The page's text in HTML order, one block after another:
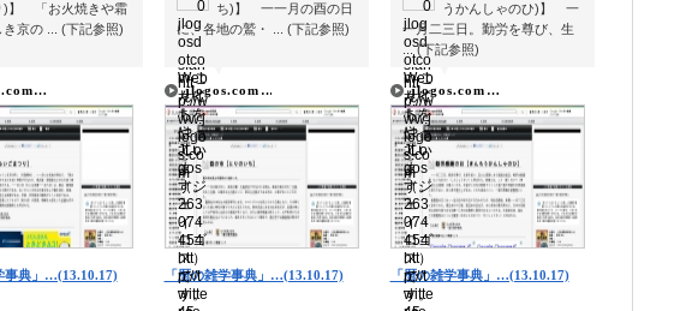
)】 「お火焼きや霜
き京の ... (下記参照)
事典」…(13.10.17)
ち)】 一一月の酉の日
に、各地の鷲・ ... (下記参照)
jlogos.com…
「暦の雑学事典」…(13.10.17)
うかんしゃのひ)】 一
一月二三日。勤労を尊び、生
... (下記参照)
jlogos.com…
「暦の雑学事典」…(13.10.17)